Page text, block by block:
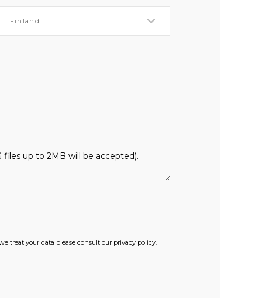
up to 2MB will be accepted).
treat your data please consult our privacy policy.